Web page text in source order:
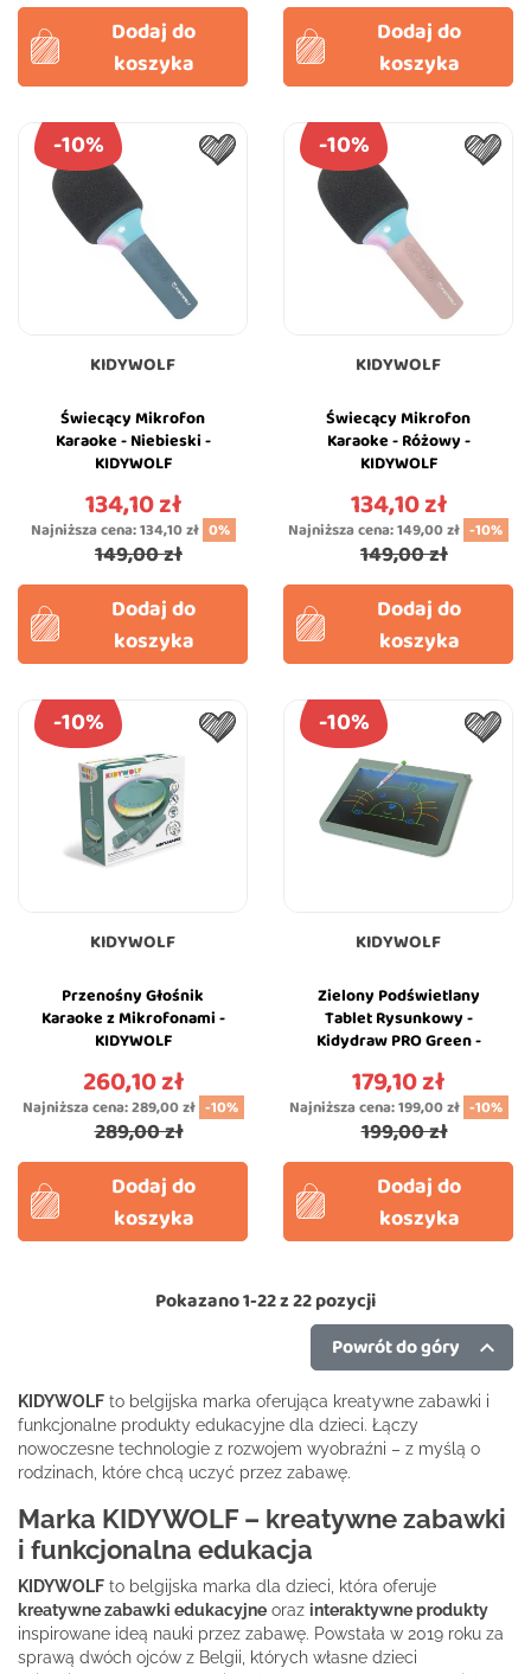
Dodaj do
koszyka
Dodaj do
koszyka
KIDYWOLF
Świecący Mikrofon
Karaoke - Niebieski -
KIDYWOLF
Cena
134,10 zł
Najniższa cena:134,10 zł 0%
149,00 zł
-10%
Dodaj do
koszyka
KIDYWOLF
Świecący Mikrofon
Karaoke - Różowy -
KIDYWOLF
Cena
134,10 zł
Najniższa cena:149,00 zł -10%
149,00 zł
-10%
Dodaj do
koszyka
KIDYWOLF
Przenośny Głośnik
Karaoke z Mikrofonami -
KIDYWOLF
Cena
260,10 zł
Najniższa cena:289,00 zł -10%
289,00 zł
-10%
Dodaj do
koszyka
KIDYWOLF
Zielony Podświetlany
Tablet Rysunkowy -
Kidydraw PRO Green -
Cena
179,10 zł
Najniższa cena:199,00 zł -10%
199,00 zł
-10%
Dodaj do
koszyka
Pokazano 1-22 z 22 pozycji
Powrót do góry

KIDYWOLF to belgijska marka oferująca kreatywne zabawki i
funkcjonalne produkty edukacyjne dla dzieci. Łączy
nowoczesne technologie z rozwojem wyobraźni – z myślą o
rodzinach, które chcą uczyć przez zabawę.
Marka KIDYWOLF – kreatywne zabawki
i funkcjonalna edukacja
KIDYWOLF to belgijska marka dla dzieci, która oferuje
kreatywne zabawki edukacyjne oraz interaktywne produkty
inspirowane ideą nauki przez zabawę. Powstała w 2019 roku za
sprawą dwóch ojców z Belgii, których własne dzieci